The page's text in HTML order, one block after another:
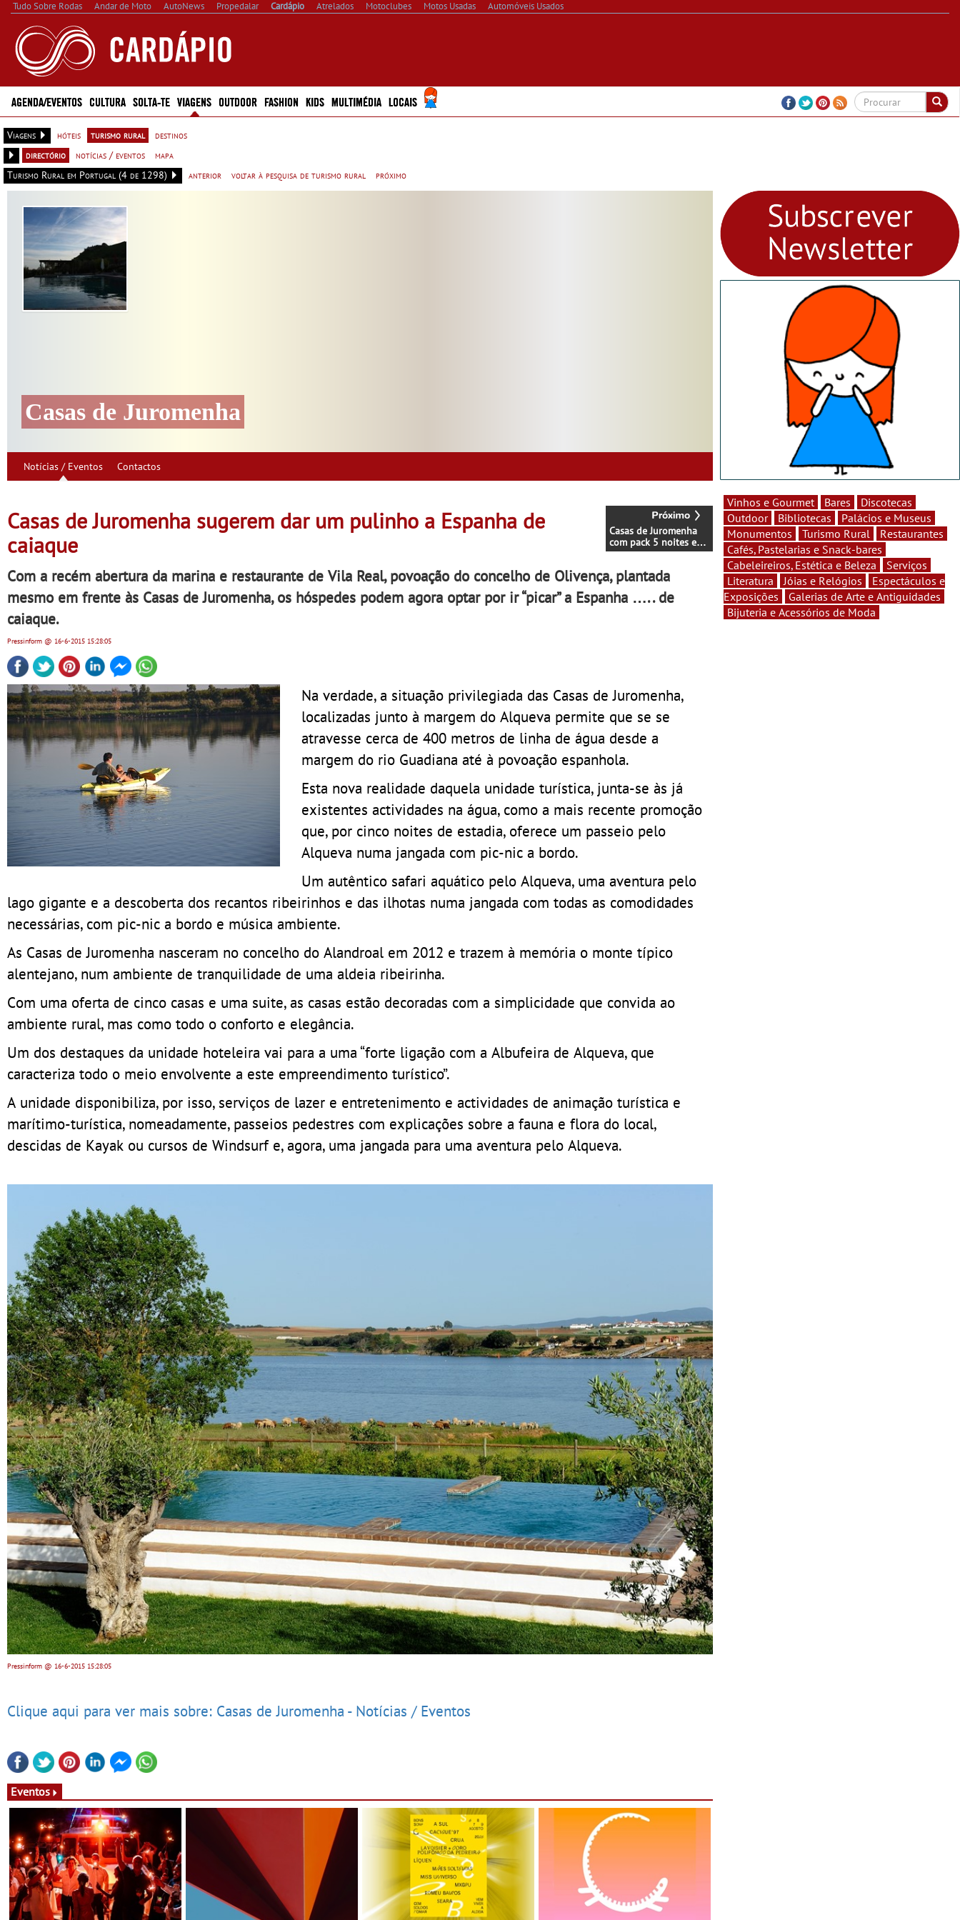
Tudo Sobre Rodas Andar de Moto AutoNews Propedalar Cardápio Atrelados Motoclubes Motos Usadas Automóveis Usados
AGENDA/EVENTOS CULTURA SOLTA-TE VIAGENS OUTDOOR FASHION KIDS MULTIMÉDIA LOCAIS
Viagens hóteis turismo rural
destinos
directório
notícias / eventos
mapa
Turismo Rural em Portugal (4 de 1298)
anterior voltar à pesquisa de turismo rural próximo
Casas de Juromenha
Notícias / Eventos Contactos
Casas de Juromenha
com pack 5 noites e
oferta de passeio pelo
Casas de Juromenha sugerem dar um pulinho a Espanha de
caiaque
Com a recém abertura da marina e restaurante de Vila Real, povoação do concelho de Olivença, plantada
mesmo em frente às Casas de Juromenha, os hóspedes podem agora optar por ir “picar” a Espanha ….. de
caiaque.
Pressinform @ 16-6-2015 15:28:05
Na verdade, a situação privilegiada das Casas de Juromenha,
localizadas junto à margem do Alqueva permite que se se
atravesse cerca de 400 metros de linha de água desde a
margem do rio Guadiana até à povoação espanhola.
Esta nova realidade daquela unidade turística, junta-se às já
existentes actividades na água, como a mais recente promoção
que, por cinco noites de estadia, oferece um passeio pelo
Alqueva numa jangada com pic-nic a bordo.
Um autêntico safari aquático pelo Alqueva, uma aventura pelo
lago gigante e a descoberta dos recantos ribeirinhos e das ilhotas numa jangada com todas as comodidades
necessárias, com pic-nic a bordo e música ambiente.
As Casas de Juromenha nasceram no concelho do Alandroal em 2012 e trazem à memória o monte típico
alentejano, num ambiente de tranquilidade de uma aldeia ribeirinha.
Com uma oferta de cinco casas e uma suite, as casas estão decoradas com a simplicidade que convida ao
ambiente rural, mas como todo o conforto e elegância.
Um dos destaques da unidade hoteleira vai para a uma “forte ligação com a Albufeira de Alqueva, que
caracteriza todo o meio envolvente a este empreendimento turístico”.
A unidade disponibiliza, por isso, serviços de lazer e entretenimento e actividades de animação turística e
marítimo-turística, nomeadamente, passeios pedestres com explicações sobre a fauna e flora do local,
descidas de Kayak ou cursos de Windsurf e, agora, uma jangada para uma aventura pelo Alqueva.
Pressinform @ 16-6-2015 15:28:05
Clique aqui para ver mais sobre: Casas de Juromenha - Notícias / Eventos
Eventos
Vinhos e Gourmet Bares
Discotecas
Outdoor
Bibliotecas
Palácios e Museus
Monumentos
Turismo Rural
Restaurantes
Cafés, Pastelarias e Snack-bares
Cabeleireiros, Estética e Beleza
Serviços
Literatura
Jóias e Relógios
Espectáculos e
Exposições
Galerias de Arte e Antiguidades
Bijuteria e Acessórios de Moda